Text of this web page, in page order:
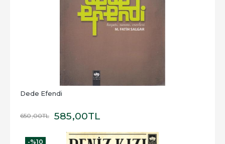
Dede Efendi
650,00TL 585,00TL
-%10